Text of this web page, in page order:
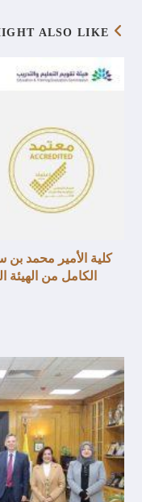
ALSO LIKE
كلية الأمير محمد
الكامل من الهيئة